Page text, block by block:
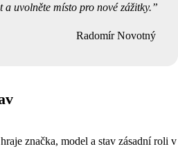
uvolněte místo pro nové zážitky.
Radomír Novotný
značka, model a stav zásadní roli v